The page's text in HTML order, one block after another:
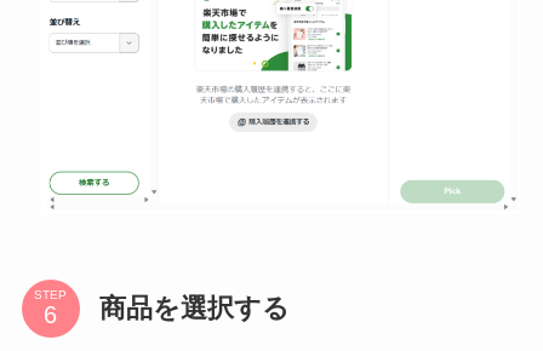
STEP 商品を選択する